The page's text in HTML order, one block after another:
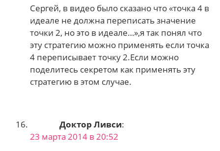
Сергей, в видео было сказано что «точка 4 в
идеале не должна переписать значение
точки 2, но это в идеале…»,я так понял что
эту стратегию можно применять если точка
4 переписывает точку 2.Если можно
поделитесь секретом как применять эту
стратегию в этом случае.
Доктор Ливси:
23 марта 2014 в 20:52